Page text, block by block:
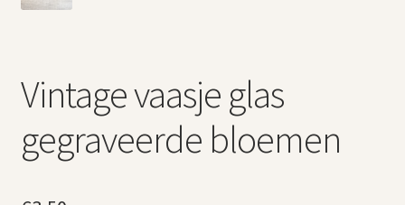
Vintage vaasje glas
gegraveerde bloemen